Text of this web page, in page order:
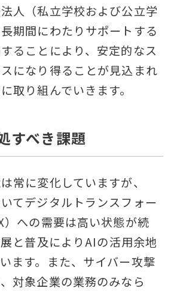
人（私立学校および公立学
期間にわたりサポートする
ることにより、安定的なス
になり得ることが見込まれ
取り組んでいきます。
すべき課題
常に変化していますが、
てデジタルトランスフォー
）への需要は高い状態が続
と普及によりAIの活用余地
ます。また、サイバー攻撃
対象企業の業務のみなら